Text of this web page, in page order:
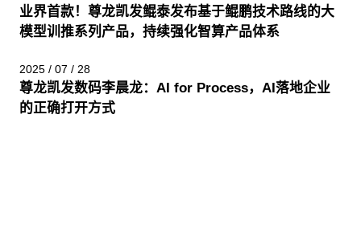
业界首款！尊龙凯发鲲泰发布基于鲲鹏技术路线的大
模型训推系列产品，持续强化智算产品体系
2025 / 07 / 28
尊龙凯发数码李晨龙：AI for Process，AI落地企业
的正确打开方式